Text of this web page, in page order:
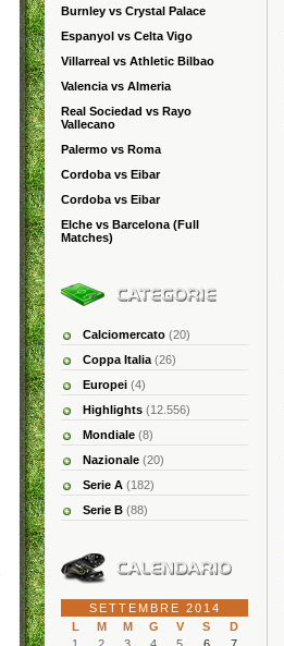
Burnley vs Crystal Palace
Espanyol vs Celta Vigo
Villarreal vs Athletic Bilbao
Valencia vs Almeria
Real Sociedad vs Rayo
Vallecano
Palermo vs Roma
Cordoba vs Eibar
Cordoba vs Eibar
Elche vs Barcelona (Full
Matches)
Calciomercato (20)
Coppa Italia (26)
Europei (4)
Highlights (12.556)
Mondiale (8)
Nazionale (20)
Serie A (182)
Serie B (88)
SETTEMBRE 2014
L
M M G V S
D